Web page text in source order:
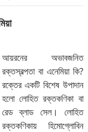
আয়রনের অভাবজনিত
রক্তস্বল্পতা বা এনেমিয়া কি?
রক্তের একটি বিশেষ উপাদান
হলো লোহিত রক্তকণিকা বা
রেড ব্লাড সেল। লোহিত
রক্তকণিকায় হিমোগ্লোবিন